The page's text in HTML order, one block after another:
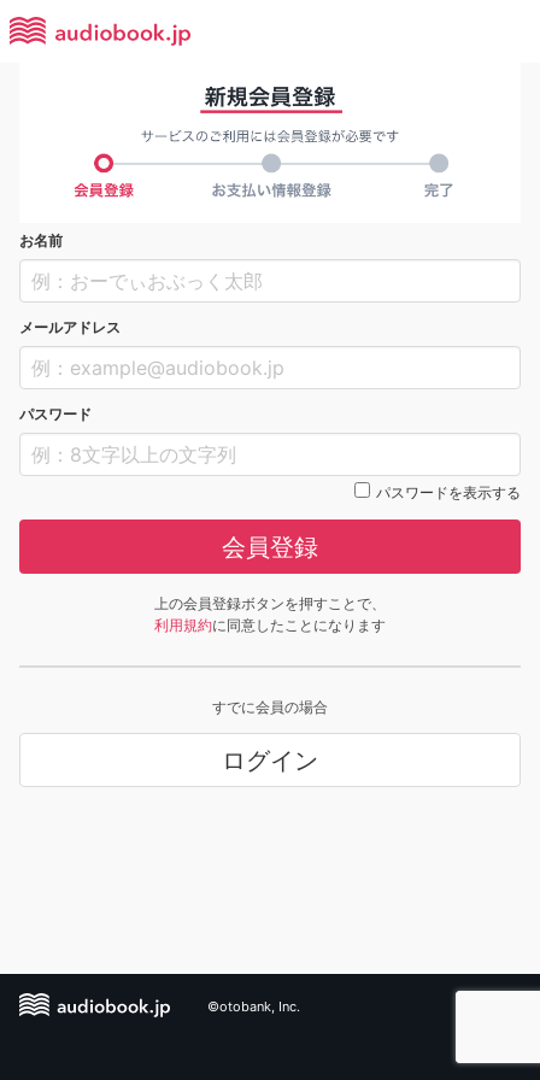
お名前
メールアドレス
パスワード
パスワードを表示する
会員登録
上の会員登録ボタンを押すことで、
利用規約に同意したことになります
すでに会員の場合
ログイン
©otobank, Inc.